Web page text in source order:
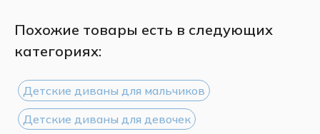
Похожие товары есть в следующих
категориях:
Детские диваны для мальчиков
Детские диваны для девочек